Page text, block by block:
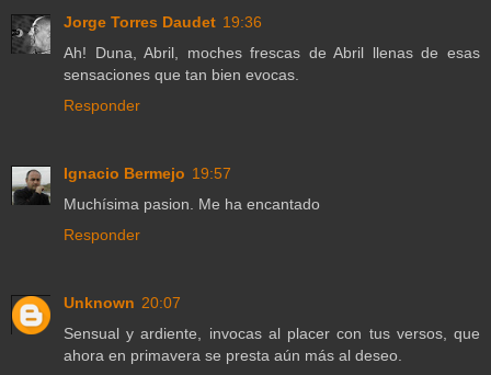
Jorge Torres Daudet 19:36
Ah! Duna, Abril, moches frescas de Abril llenas de esas
sensaciones que tan bien evocas.
Responder
Ignacio Bermejo 19:57
Muchísima pasion. Me ha encantado
Responder
Unknown 20:07
Sensual y ardiente, invocas al placer con tus versos, que
ahora en primavera se presta aún más al deseo.